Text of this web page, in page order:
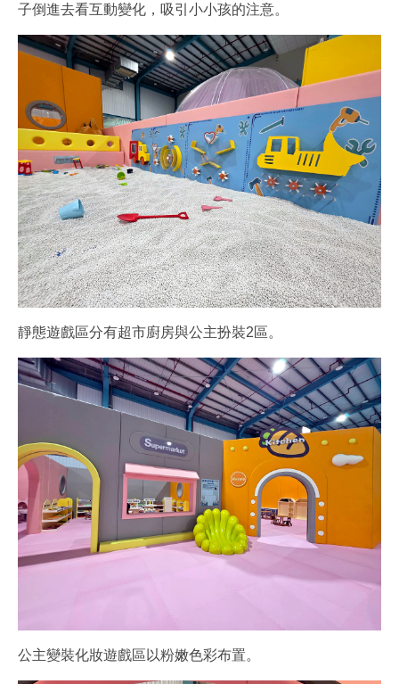
子倒進去看互動變化，吸引小小孩的注意。
靜態遊戲區分有超市廚房與公主扮裝2區。
公主變裝化妝遊戲區以粉嫩色彩布置。